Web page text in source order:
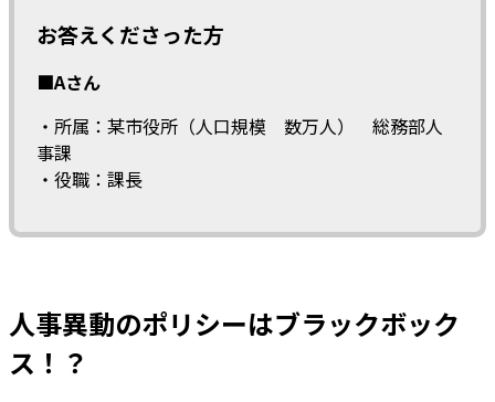
お答えくださった方
■Aさん
・所属：某市役所（人口規模 数万人） 総務部人
事課
・役職：課長
人事異動のポリシーはブラックボック
ス！？